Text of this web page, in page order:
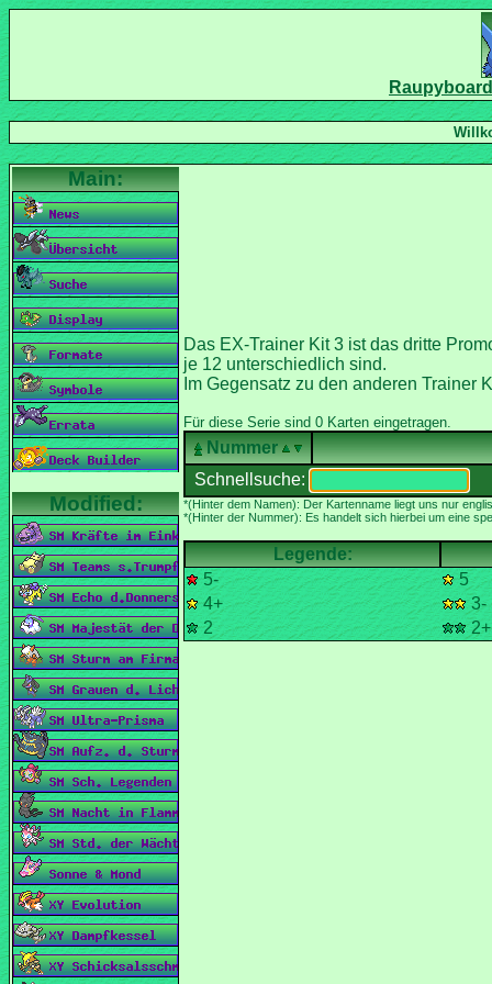
Das EX-Trainer Kit 3 ist das dritte
Im Gegensatz zu den anderen
Nummer
Schnellsuche:
*(Hinter der Nummer): Es handelt sich hierbei um eine
5-
5
4+
3-
2
2+